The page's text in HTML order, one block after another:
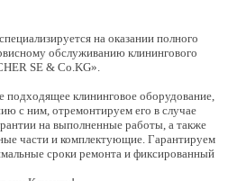
на оказании полного
обслуживанию клинингового
SE & Co.KG».
клининговое оборудование,
с ним, отремонтируем его в случае
на выполненные работы, а также
части и комплектующие. Гарантируем
сроки ремонта и фиксированный